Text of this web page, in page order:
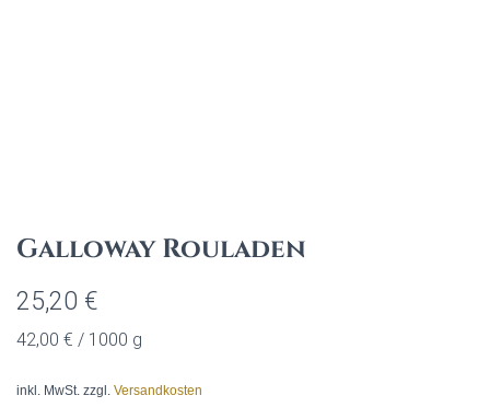
Galloway Rouladen
25,20 €
42,00 € / 1000 g
inkl. MwSt. zzgl. Versandkosten